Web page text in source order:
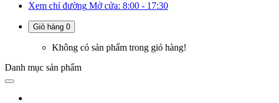
Xem chỉ đường Mở cửa: 8:00 - 17:30
Giỏ hàng 0
Không có sản phẩm trong giỏ hàng!
Danh mục sản phẩm